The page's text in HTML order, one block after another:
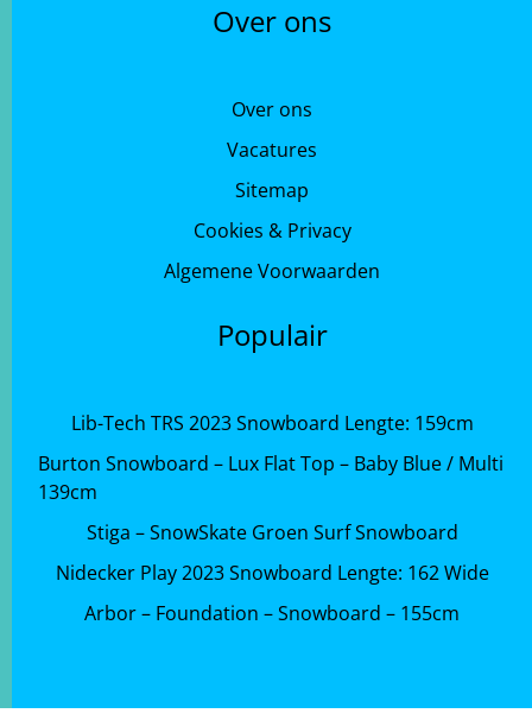
Over ons
Over ons
Vacatures
Sitemap
Cookies & Privacy
Algemene Voorwaarden
Populair
Lib-Tech TRS 2023 Snowboard Lengte: 159cm
Burton Snowboard – Lux Flat Top – Baby Blue / Multi
139cm
Stiga – SnowSkate Groen Surf Snowboard
Nidecker Play 2023 Snowboard Lengte: 162 Wide
Arbor – Foundation – Snowboard – 155cm